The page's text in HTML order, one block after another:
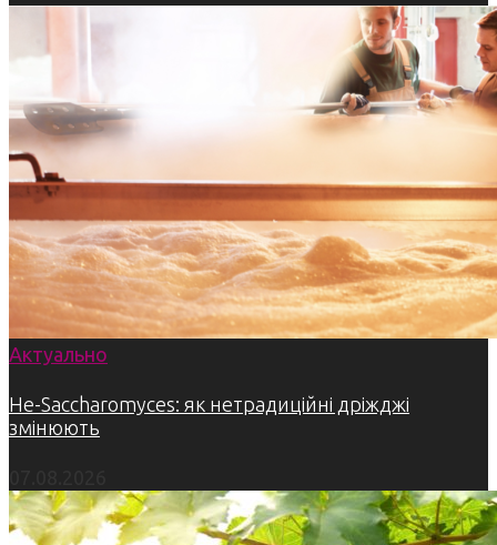
Актуально
Не-Saccharomyces: як нетрадиційні дріжджі
змінюють